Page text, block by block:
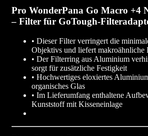
Pro WonderPana Go Macro +4
– Filter für GoTough-
• Dieser Filter verringert die
Objektivs und liefert makroähnliche
• Der Filterring aus Aluminium
sorgt für zusätzliche Festigkeit
• Hochwertiges eloxiertes
organisches Glas
• Im Lieferumfang enthaltene
Kunststoff mit Kisseneinlage